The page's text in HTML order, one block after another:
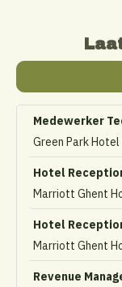
Medewerker
Green Park
Hotel
Marriott Ghent
Hotel
Marriott Ghent
Revenue